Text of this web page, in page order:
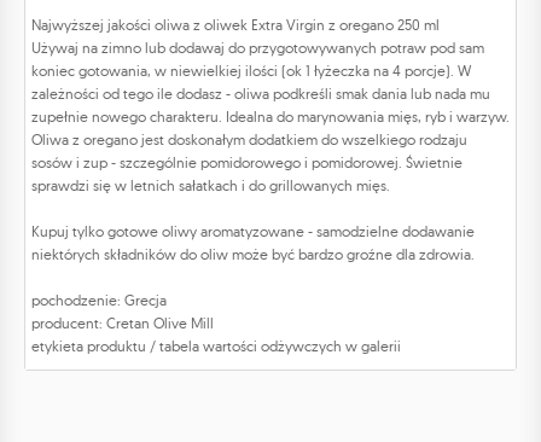
Najwyższej jakości oliwa z oliwek Extra Virgin z oregano 250 ml
Używaj na zimno lub dodawaj do przygotowywanych potraw pod sam
koniec gotowania, w niewielkiej ilości (ok 1 łyżeczka na 4 porcje). W
zależności od tego ile dodasz - oliwa podkreśli smak dania lub nada mu
zupełnie nowego charakteru. Idealna do marynowania mięs, ryb i warzyw.
Oliwa z oregano jest doskonałym dodatkiem do wszelkiego rodzaju
sosów i zup - szczególnie pomidorowego i pomidorowej. Świetnie
sprawdzi się w letnich sałatkach i do grillowanych mięs.
Kupuj tylko gotowe oliwy aromatyzowane - samodzielne dodawanie
niektórych składników do oliw może być bardzo groźne dla zdrowia.
pochodzenie: Grecja
producent: Cretan Olive Mill
etykieta produktu / tabela wartości odżywczych w galerii